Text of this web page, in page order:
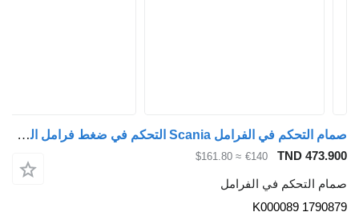
صمام التحكم في الفرامل Scania التحكم في ضغط فرامل المقطورة 1790879 لـ السيارات القاطرة Scania R480
TND 473.900
€140
≈ $161.80
صمام التحكم في الفرامل
1790879 K000089